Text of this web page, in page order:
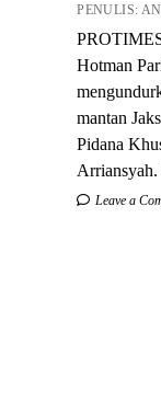
PENULIS:
Hotman
mantan
Pidana
Arriansyah.
Leave a